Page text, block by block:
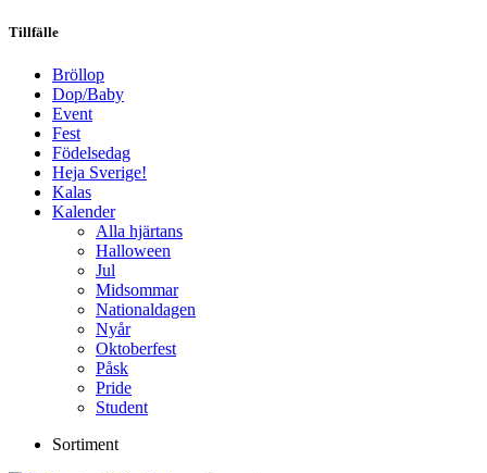
Tillfälle
Bröllop
Dop/Baby
Event
Fest
Födelsedag
Heja Sverige!
Kalas
Kalender
Alla hjärtans
Halloween
Jul
Midsommar
Nationaldagen
Nyår
Oktoberfest
Påsk
Pride
Student
Sortiment